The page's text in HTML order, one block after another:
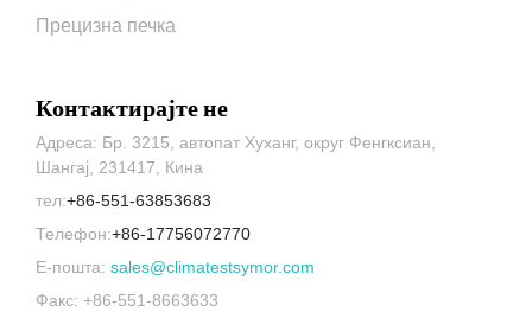
Прецизна печка
Контактирајте не
Адреса: Бр. 3215, автопат Хуханг, округ Фенгксиан,
Шангај, 231417, Кина
тел:+86-551-63853683
Телефон:+86-17756072770
Е-пошта: sales@climatestsymor.com
Факс: +86-551-8663633